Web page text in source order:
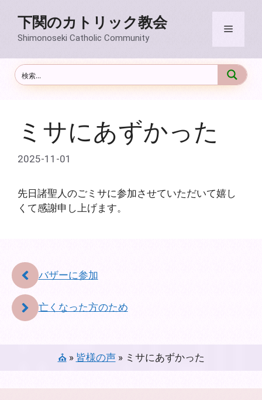
下関のカトリック教会
Shimonoseki Catholic Community
メ
ニ
ミサにあずかった
2025-11-01
先日諸聖人のごミサに参加させていただいて嬉し
くて感謝申し上げます。
バザーに参加
亡くなった方のため
⛪» 皆様の声» ミサにあずかった